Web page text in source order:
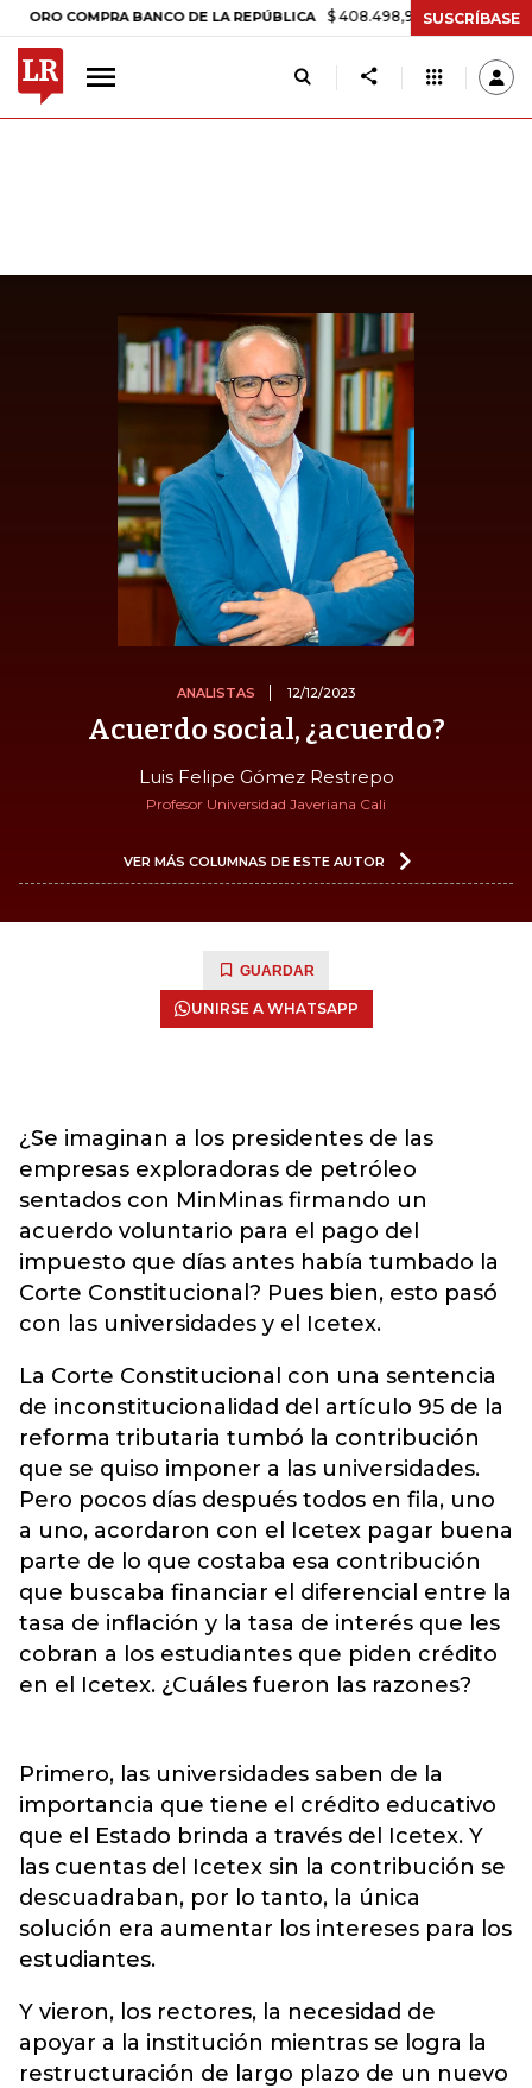
COMPRA BANCO DE LA REPÚBLICA $ 408.498,97 +$ 8.753,81 +2,19%
SUSCRÍBASE
ANALISTAS 12/12/2023
Acuerdo social, ¿acuerdo?
Luis Felipe Gómez Restrepo
Profesor Universidad Javeriana Cali
VER MÁS COLUMNAS DE ESTE AUTOR
GUARDAR
UNIRSE A WHATSAPP
¿Se imaginan a los presidentes de las
empresas exploradoras de petróleo
sentados con MinMinas firmando un
acuerdo voluntario para el pago del
impuesto que días antes había tumbado la
Corte Constitucional? Pues bien, esto pasó
con las universidades y el Icetex.
La Corte Constitucional con una sentencia
de inconstitucionalidad del artículo 95 de la
reforma tributaria tumbó la contribución
que se quiso imponer a las universidades.
Pero pocos días después todos en fila, uno
a uno, acordaron con el Icetex pagar buena
parte de lo que costaba esa contribución
que buscaba financiar el diferencial entre la
tasa de inflación y la tasa de interés que les
cobran a los estudiantes que piden crédito
en el Icetex. ¿Cuáles fueron las razones?
Primero, las universidades saben de la
importancia que tiene el crédito educativo
que el Estado brinda a través del Icetex. Y
las cuentas del Icetex sin la contribución se
descuadraban, por lo tanto, la única
solución era aumentar los intereses para los
estudiantes.
Y vieron, los rectores, la necesidad de
apoyar a la institución mientras se logra la
restructuración de largo plazo de un nuevo